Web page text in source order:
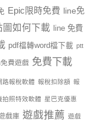
Epic限時免費 line免
圖如何下載
line 免費
pdf檔轉word檔下載 ptt
費遊戲 免費下載
路報稅軟體 報稅扣除額 報
拍照特效軟體 星巴克優惠
戲庫 遊戲推薦 遊戲